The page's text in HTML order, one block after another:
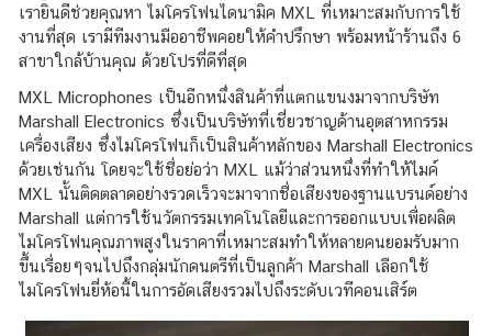
เรายินดีช่วยคุณหา ไมโครโฟนไดนามิค MXL ที่เหมาะสมกับการใช้
งานที่สุด เรามีทีมงานมืออาชีพคอยให้คำปรึกษา พร้อมหน้าร้านถึง 6
สาขาใกล้บ้านคุณ ด้วยโปรที่ดีที่สุด
MXL Microphones เป็นอีกหนึ่งสินค้าที่แตกแขนงมาจากบริษัท
Marshall Electronics ซึ่งเป็นบริษัทที่เชี่ยวชาญด้านอุตสาหกรรม
เครื่องเสียง ซึ่งไมโครโฟนก็เป็นสินค้าหลักของ Marshall Electronics
ด้วยเช่นกัน โดยจะใช้ชื่อย่อว่า MXL แม้ว่าส่วนหนึ่งที่ทำให้ไมค์
MXL นั้นติดตลาดอย่างรวดเร็วจะมาจากชื่อเสียงของฐานแบรนด์อย่าง
Marshall แต่การใช้นวัตกรรมเทคโนโลยีและการออกแบบเพื่อผลิต
ไมโครโฟนคุณภาพสูงในราคาที่เหมาะสมทำให้หลายคนยอมรับมาก
ขึ้นเรื่อยๆจนไปถึงกลุ่มนักดนตรีที่เป็นลูกค้า Marshall เลือกใช้
ไมโครโฟนยี่ห้อนี้ในการอัดเสียงรวมไปถึงระดับเวทีคอนเสิร์ต